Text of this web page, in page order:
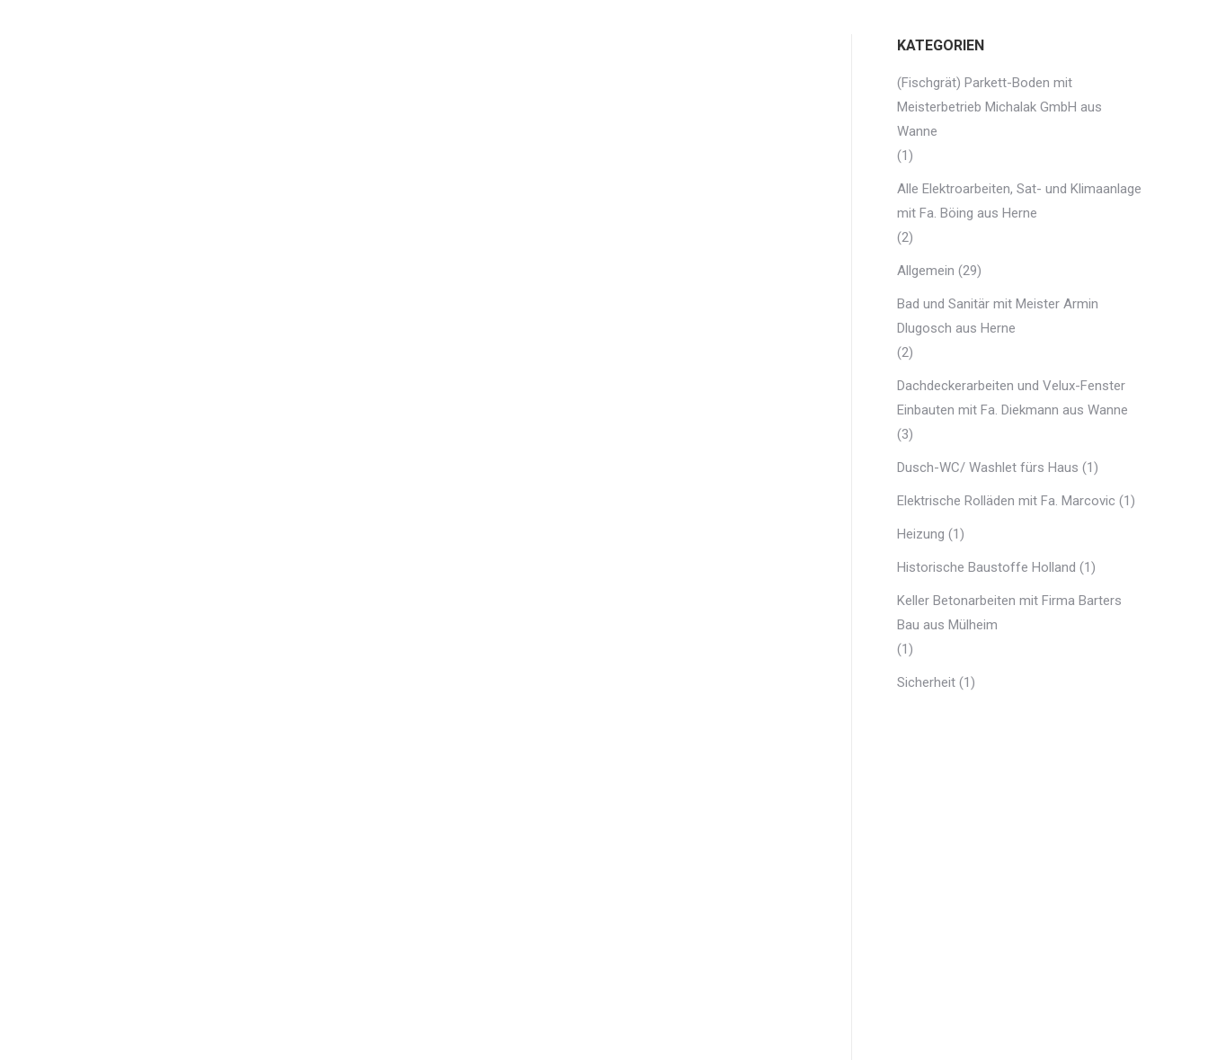
KATEGORIEN
(Fischgrät) Parkett-Boden mit
Meisterbetrieb Michalak GmbH aus
Wanne
(1)
Alle Elektroarbeiten, Sat- und Klimaanlage
mit Fa. Böing aus Herne
(2)
Allgemein (29)
Bad und Sanitär mit Meister Armin
Dlugosch aus Herne
(2)
Dachdeckerarbeiten und Velux-Fenster
Einbauten mit Fa. Diekmann aus Wanne
(3)
Dusch-WC/ Washlet fürs Haus (1)
Elektrische Rolläden mit Fa. Marcovic (1)
Heizung (1)
Historische Baustoffe Holland (1)
Keller Betonarbeiten mit Firma Barters
Bau aus Mülheim
(1)
Sicherheit (1)